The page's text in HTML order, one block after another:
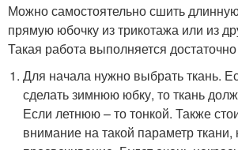
Можно самостоятельно сшить
прямую юбочку из трикотажа или из
Такая работа выполняется
Для начала нужно выбрать ткань.
сделать зимнюю юбку, то ткань
Если летнюю – то тонкой. Также
внимание на такой параметр ткани,